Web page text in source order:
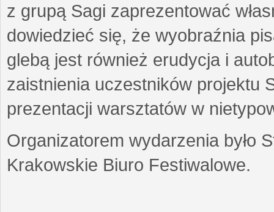
z grupą Sagi zaprezentować
dowiedzieć się, że wyobraźnia
glebą jest również erudycja i
zaistnienia uczestników projektu
prezentacji warsztatów w
Organizatorem wydarzenia było
Krakowskie Biuro Festiwalowe.